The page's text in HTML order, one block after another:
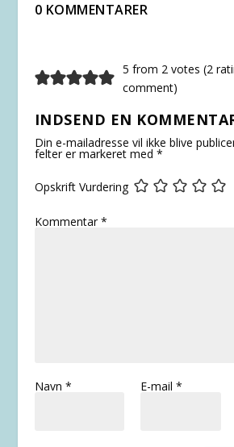
0 KOMMENTARER
5 from 2 votes (2
comment)
INDSEND EN
Din e-mailadresse vil ikke blive
felter er markeret med *
Opskrift Vurdering
Kommentar*
Navn * E-mail *